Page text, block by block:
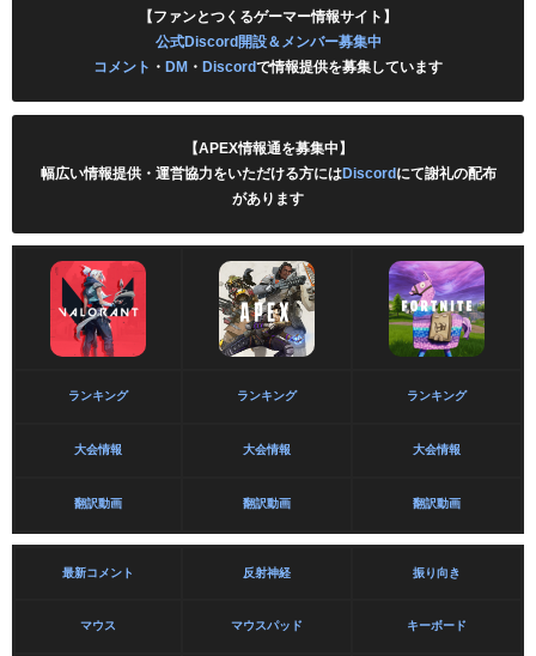
【ファンとつくるゲーマー情報サイト】
公式Discord開設＆メンバー募集中
コメント ・ DM ・ Discordで情報提供を募集しています
【APEX情報通を募集中】
幅広い情報提供・運営協力をいただける方にはDiscordにて謝礼の配布
があります
ランキング ランキング ランキング
大会情報 大会情報 大会情報
翻訳動画 翻訳動画 翻訳動画
最新コメント 反射神経 振り向き
マウス マウスパッド キーボード